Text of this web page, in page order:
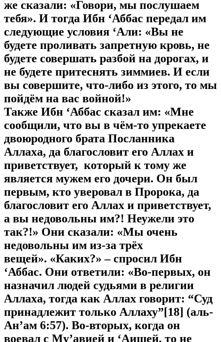
же сказали: «Говори, мы послушаем
тебя». И тогда Ибн ‘Аббас передал им
следующие условия ‘Али: «Вы не
будете проливать запретную кровь, не
будете совершать разбой на дорогах, и
не будете притеснять зиммиев. И если
вы совершите, что-либо из этого, то мы
пойдём на вас войной!»
Также Ибн ‘Аббас сказал им: «Мне
сообщили, что вы в чём-то упрекаете
двоюродного брата Посланника
Аллаха, да благословит его Аллах и
приветствует, который к тому же
является мужем его дочери. Он был
первым, кто уверовал в Пророка, да
благословит его Аллах и приветствует,
а вы недовольны им?! Неужели это
так?!» Они сказали: «Мы очень
недовольны им из-за трёх
вещей». «Каких?» – спросил Ибн
‘Аббас. Они ответили: «Во-первых, он
назначил людей судьями в религии
Аллаха, тогда как Аллах говорит: “Суд
принадлежит только Аллаху”[18] (аль-
Ан’ам 6:57). Во-вторых, когда он
воевал с Му’авией и ‘Аишей, то не